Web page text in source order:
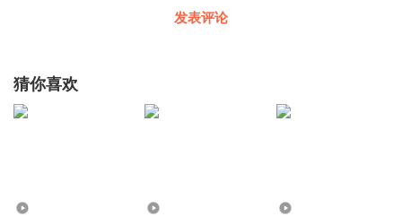
发表评论
猜你喜欢